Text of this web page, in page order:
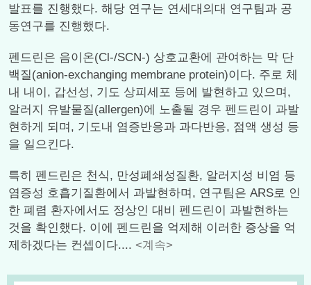
발표를 진행했다. 해당 연구는 연세대의대 연구팀과 공
동연구를 진행했다.
펜드린은 음이온(Cl-/SCN-) 상호교환에 관여하는 막 단
백질(anion-exchanging membrane protein)이다. 주로 체
내 내이, 갑선성, 기도 상피세포 등에 발현하고 있으며,
알러지 유발물질(allergen)에 노출될 경우 펜드린이 과발
현하게 되며, 기도내 염증반응과 과다반응, 점액 생성 등
을 일으킨다.
특히 펜드린은 천식, 만성폐쇄성질환, 알러지성 비염 등
염증성 호흡기질환에서 과발현하며, 연구팀은 ARS로 인
한 폐렴 환자에서도 정상인 대비 펜드린이 과발현하는
것을 확인했다. 이에 펜드린을 억제해 이러한 증상을 억
제하겠다는 컨셉이다.... <계속>